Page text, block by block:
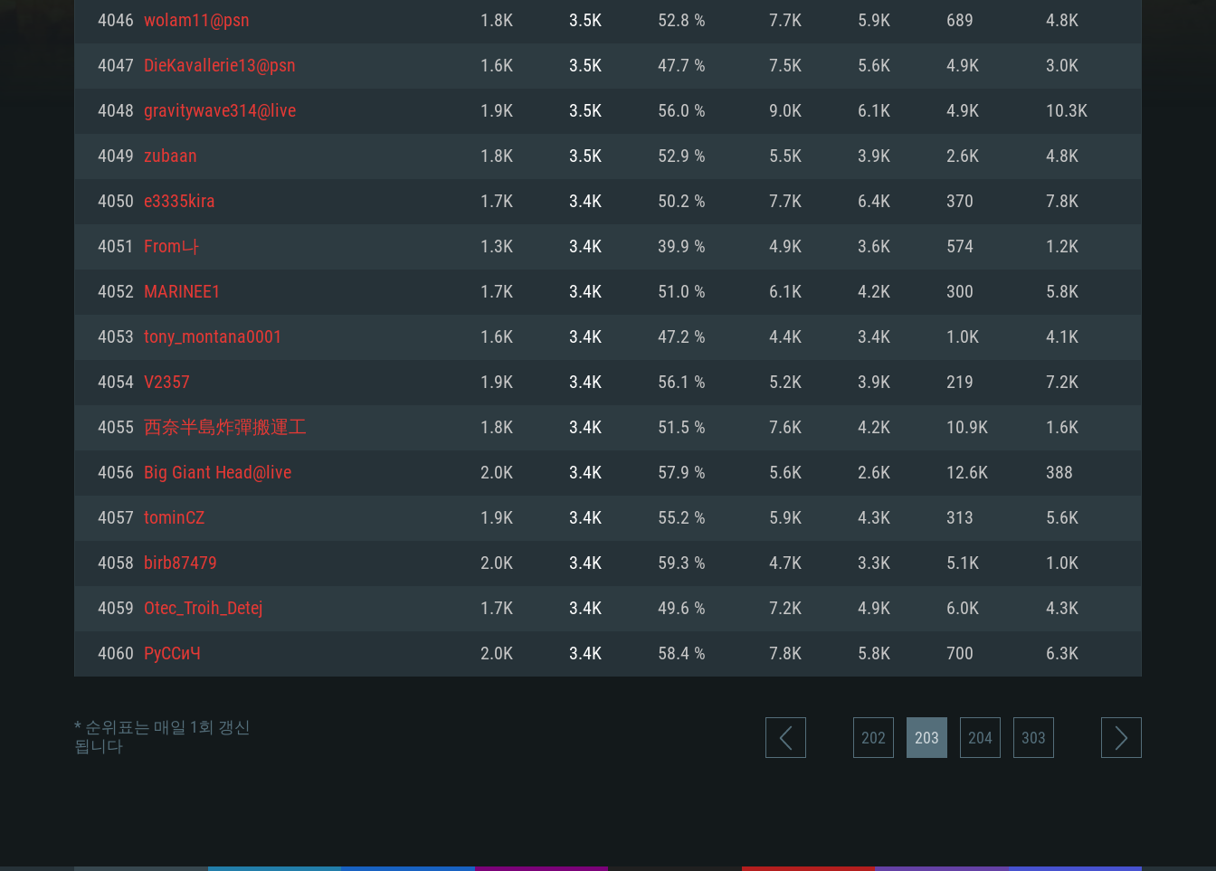
시스템 요구사항
MAC Linux
최소사양
운영체제: Windows 10 (64 bit)
프로세서: 2.2 GHz 듀얼코어 이상
메모리: 4GB
그래픽 카드: DirectX 11 이상을 지원하는 AMD
해상도: 720p
네트워크: 브로드밴드 인터넷
여유 저장 공간: 22.1 GB (최소 클라이언트)
권장 사양
운영체제: Windows 10/11 (64 bit)
프로세서: Intel Core i5 또는 Ryzen 5 3600 이상
메모리: 16 GB 이상
그래픽 카드: DirectX 11 이상을 지원하는 Nvidia
최소사양
운영체제: Mac OS Big Sur 11.0
프로세서: 최소 2.2 GHz의 Core i5 (Intel Xeon 은 지
원하지 않습니다)
(Mac), 혹은 이와 비슷한 성능을 가지는 Mac 버전
의 AMD/Nvidia. 최소 해상도: 720p
네트워크: 브로드밴드 인터넷
여유 저장 공간: 22.1 GB (최소 클라이언트)
권장 사양
운영체제: Mac OS Big Sur 11.0
프로세서: Core i7 (Intel Xeon 은 지원하지 않습니
네트워크: 브로드밴드 인터넷
여유 저장 공간: 62.2 GB (전체 클라이언트)
최소사양
운영체제: 64bit Linux 중 최신 버전
프로세서: 2.4 GHz 듀얼코어
메모리: 4 GB
그래픽 카드: Vulkan 을 지원하고, 최신 그래픽 드라
와 동급의 성능을 가지며 최신 그래픽 드라이버를
지원하는 AMD (6개월 미만; 최소사양 지원 해상도
권장 사양
운영체제: Ubuntu 20.04 64bit
프로세서: Intel Core i7
메모리: 16 GB
그래픽 카드: Vulkan 을 지원하고, 최신 그래픽 드라
와 동급의 성능을 가지며 최신 그래픽 드라이버를
지원하는 AMD RX 570 (6개월 미만; 최소사양 지원
4046 wolam11@psn 1.8K 3.5K 52.8 % 7.7K 5.9K 689 4.8K
4047 DieKavallerie13@psn 1.6K 3.5K 47.7 % 7.5K 5.6K 4.9K 3.0K
4048 gravitywave314@live 1.9K 3.5K 56.0 % 9.0K 6.1K 4.9K 10.3K
4049 zubaan 1.8K 3.5K 52.9 % 5.5K 3.9K 2.6K 4.8K
4050 e3335kira 1.7K 3.4K 50.2 % 7.7K 6.4K 370 7.8K
4051 From나 1.3K 3.4K 39.9 % 4.9K 3.6K 574 1.2K
4052 MARINEE1 1.7K 3.4K 51.0 % 6.1K 4.2K 300 5.8K
4053 tony_montana0001 1.6K 3.4K 47.2 % 4.4K 3.4K 1.0K 4.1K
4054 V2357 1.9K 3.4K 56.1 % 5.2K 3.9K 219 7.2K
4055 西奈半島炸彈搬運工 1.8K 3.4K 51.5 % 7.6K 4.2K 10.9K 1.6K
4056 Big Giant Head@live 2.0K 3.4K 57.9 % 5.6K 2.6K 12.6K 388
4057 tominCZ 1.9K 3.4K 55.2 % 5.9K 4.3K 313 5.6K
4058 birb87479 2.0K 3.4K 59.3 % 4.7K 3.3K 5.1K 1.0K
4059 Otec_Troih_Detej 1.7K 3.4K 49.6 % 7.2K 4.9K 6.0K 4.3K
4060 РуССиЧ 2.0K 3.4K 58.4 % 7.8K 5.8K 700 6.3K
* 순위표는 매일 1회 갱신
됩니다
202 203 204 303